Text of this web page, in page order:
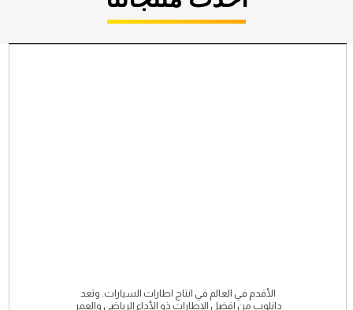
الأقدم في العالم في انتاج اطارات السيارات. وتعد
دانلوب من افضل الإطارات ذو الأداء الرياضى والعمر